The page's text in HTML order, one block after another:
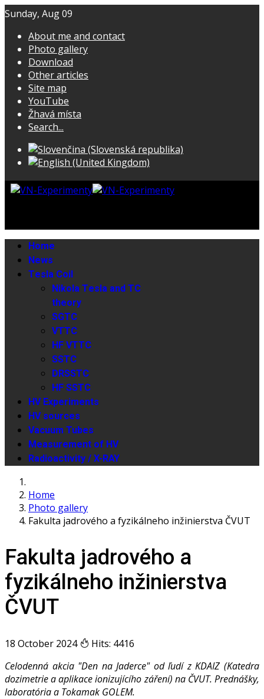
Sunday, Aug 09
About me and contact
Photo gallery
Download
Other articles
Site map
YouTube
Žhavá místa
Search...
Home
News
Tesla Coil
Nikola Tesla and TC
theory
SGTC
VTTC
HF VTTC
SSTC
DRSSTC
HF SSTC
HV Experiments
HV sources
Vacuum Tubes
Measurement of HV
Radioactivity / X-RAY
Home
Photo gallery
Fakulta jadrového a fyzikálneho inžinierstva ČVUT
Fakulta jadrového a
fyzikálneho inžinierstva
ČVUT
18 October 2024
Hits: 4416
Celodenná akcia "Den na Jaderce" od ľudí z KDAIZ (Katedra
dozimetrie a aplikace ionizujícího záření) na ČVUT. Prednášky,
laboratória a Tokamak GOLEM.